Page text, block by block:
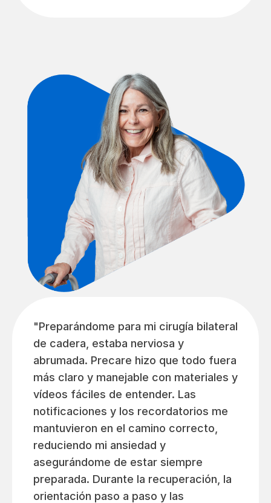
"Preparándome para mi cirugía bilateral
de cadera, estaba nerviosa y
abrumada. Precare hizo que todo fuera
más claro y manejable con materiales y
vídeos fáciles de entender. Las
notificaciones y los recordatorios me
mantuvieron en el camino correcto,
reduciendo mi ansiedad y
asegurándome de estar siempre
preparada. Durante la recuperación, la
orientación paso a paso y las